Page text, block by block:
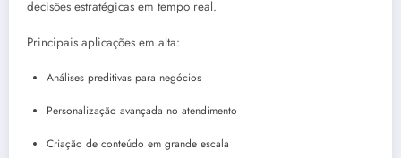
decisões estratégicas em tempo real.
Principais aplicações em alta:
Análises preditivas para negócios
Personalização avançada no atendimento
Criação de conteúdo em grande escala